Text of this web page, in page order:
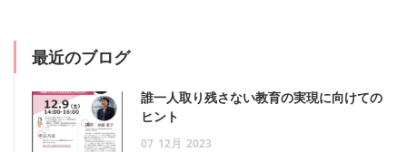
最近のブログ
誰一人取り残さない教育の実現に向けての
ヒント
07 12月 2023